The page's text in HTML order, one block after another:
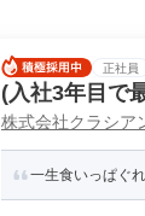
正社員
(入社3年目で
株式会社クラシア
一生食いっぱぐ